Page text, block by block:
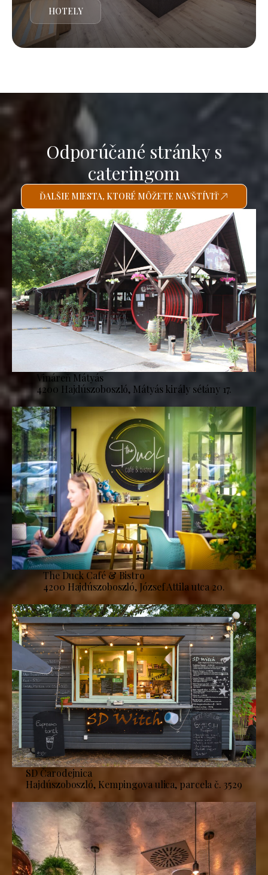
HOTELY
Odporúčané stránky s
cateringom
ĎALŠIE MIESTA, KTORÉ MÔŽETE NAVŠTÍVIŤ
Vináreň Mátyás
4200 Hajdúszoboszló, Mátyás király sétány 17.
The Duck Café & Bistro
4200 Hajdúszoboszló, József Attila utca 20.
SD Čarodejnica
Hajdúszoboszló, Kempingova ulica, parcela č. 3529